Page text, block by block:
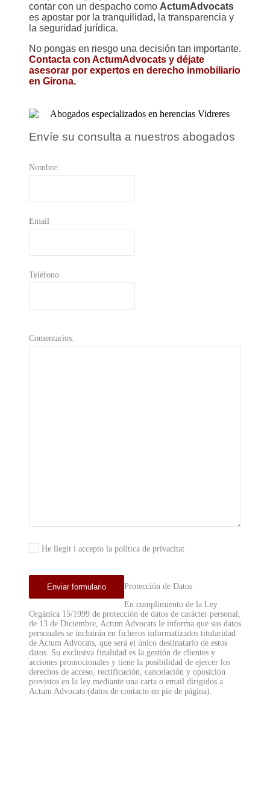
contar con un despacho como ActumAdvocats
es apostar por la tranquilidad, la transparencia y
la seguridad jurídica.
No pongas en riesgo una decisión tan importante.
Contacta con ActumAdvocats y déjate
asesorar por expertos en derecho inmobiliario
en Girona.
Envíe su consulta a nuestros abogados
Nombre:
Email
Teléfono
Comentarios:
He llegit i accepto la política de privacitat
Protección de Datos
En cumplimiento de la Ley
Orgánica 15/1999 de protección de datos de carácter personal,
de 13 de Diciembre, Actum Advocats le informa que sus datos
personales se incluirán en ficheros informatizados titularidad
de Actum Advocats, que será el único destinatario de estos
datos. Su exclusiva finalidad es la gestión de clientes y
acciones promocionales y tiene la posibilidad de ejercer los
derechos de acceso, rectificación, cancelación y oposición
previstos en la ley mediante una carta o email dirigidos a
Actum Advocats (datos de contacto en pie de página).